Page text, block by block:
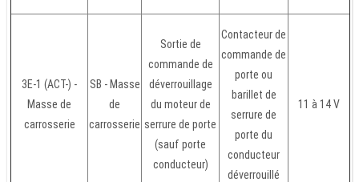
3E-1 (ACT-) -
Masse de
carrosserie
SB - Masse
de
carrosserie
Sortie de
commande de
déverrouillage
du moteur de
serrure de porte
(sauf porte
conducteur)
Contacteur de
commande de
porte ou
barillet de
serrure de
porte du
conducteur
déverrouillé
11 à 14 V